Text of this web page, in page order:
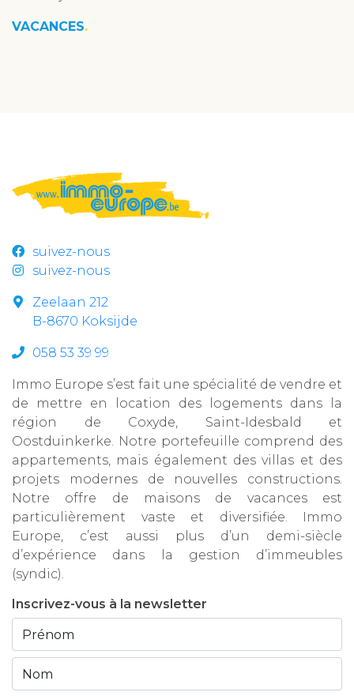
VACANCES
suivez-nous
suivez-nous
Zeelaan 212
B-8670 Koksijde
058 53 39 99
Immo Europe s’est fait une spécialité de vendre et
de mettre en location des logements dans la
région de Coxyde, Saint-Idesbald et
Oostduinkerke. Notre portefeuille comprend des
appartements, mais également des villas et des
projets modernes de nouvelles constructions.
Notre offre de maisons de vacances est
particulièrement vaste et diversifiée. Immo
Europe, c’est aussi plus d’un demi-siècle
d’expérience dans la gestion d’immeubles
(syndic).
Inscrivez-vous à la newsletter